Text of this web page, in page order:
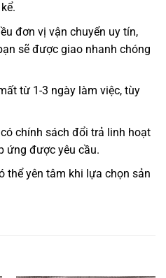
đơn vị vận chuyển uy tín,
sẽ được giao nhanh chóng
từ 1-3 ngày làm việc, tùy
chính sách đổi trả linh hoạt
ứng được yêu cầu.
thể yên tâm khi lựa chọn sản